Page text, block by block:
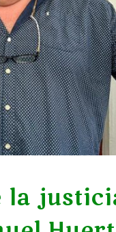
la